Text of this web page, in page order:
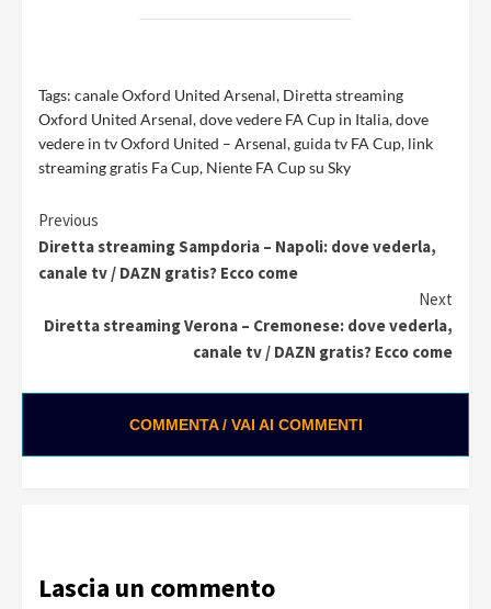
Tags: canale Oxford United Arsenal, Diretta streaming
Oxford United Arsenal,dove vedere FA Cup in Italia,dove
vedere in tv Oxford United – Arsenal,guida tv FA Cup, link
streaming gratis Fa Cup, Niente FA Cup su Sky
Continue
Reading
Previous
Diretta streaming Sampdoria – Napoli: dove vederla,
canale tv / DAZN gratis? Ecco come
Next
Diretta streaming Verona – Cremonese: dove vederla,
canale tv / DAZN gratis? Ecco come
COMMENTA / VAI AI COMMENTI
Lascia un commento